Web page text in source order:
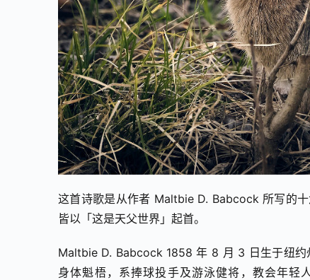
这首诗歌是从作者 Maltbie D. Babcock 所写的
皆以「这是天父世界」起首。
Maltbie D. Babcock 1858 年 8 月 3 日生于纽约
身体魁梧，系捧球投手及游泳健将，教会年轻